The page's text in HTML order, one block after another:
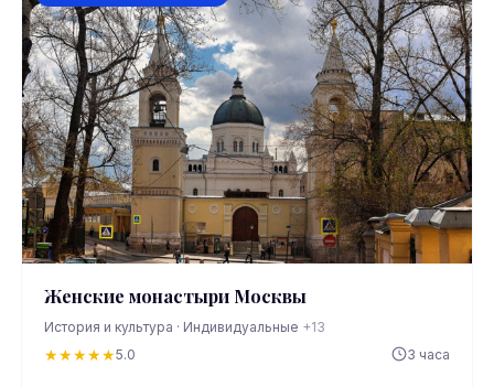
Женские монастыри Москвы
История и культура · Индивидуальные +13
★★★★★5.0 3 часа